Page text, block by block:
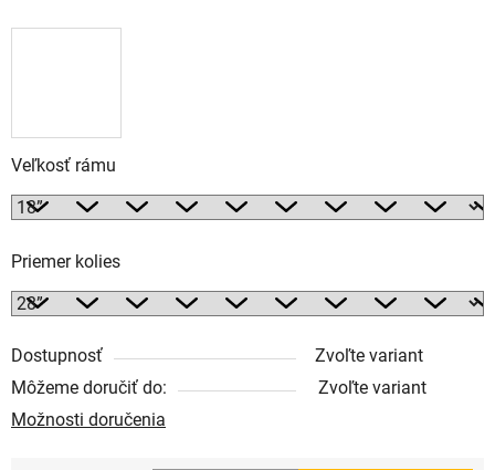
Veľkosť rámu
Priemer kolies
Dostupnosť
Zvoľte variant
Môžeme doručiť do:
Zvoľte variant
Možnosti doručenia